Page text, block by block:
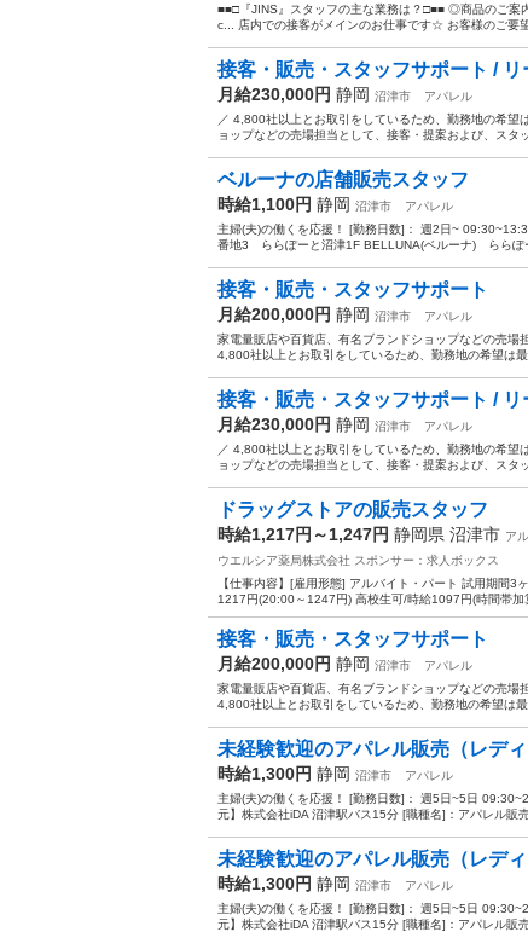
■■□『JINS』スタッフの主な業務は？□■■ ◎商品のご
c... 店内での接客がメインのお仕事です☆ お客様のご要
接客・販売・スタッフサポート /
月給230,000円 静岡 沼津市
アパレル
／ 4,800社以上とお取引をしているため、勤務地の希
ョップなどの売場担当として、接客・提案および、スタ
ベルーナの店舗販売スタッフ
時給1,100円 静岡 沼津市
アパレル
主婦(夫)の働くを応援！ [勤務日数]： 週2日~
番地3 ららぽーと沼津1F BELLUNA(ベルーナ) ららぽ
接客・販売・スタッフサポート
月給200,000円 静岡 沼津市
アパレル
家電量販店や百貨店、有名ブランドショップなどの売場
4,800社以上とお取引をしているため、勤務地の希望は
接客・販売・スタッフサポート /
月給230,000円 静岡 沼津市
アパレル
／ 4,800社以上とお取引をしているため、勤務地の希
ョップなどの売場担当として、接客・提案および、スタ
ドラッグストアの販売スタッフ
時給1,217円～1,247円 静岡県 沼津市 ア
ウエルシア薬局株式会社 スポンサー：求人ボックス
【仕事内容】[雇用形態] アルバイト・パート 試用期間
1217円(20:00～1247円) 高校生可/時給1097円(時間帯加
接客・販売・スタッフサポート
月給200,000円 静岡 沼津市
アパレル
家電量販店や百貨店、有名ブランドショップなどの売場
4,800社以上とお取引をしているため、勤務地の希望は
未経験歓迎のアパレル販売（レディ
時給1,300円 静岡 沼津市
アパレル
主婦(夫)の働くを応援！ [勤務日数]： 週5日~5日
元】株式会社iDA 沼津駅バス15分 [職種名]：アパレル販
未経験歓迎のアパレル販売（レディ
時給1,300円 静岡 沼津市
アパレル
主婦(夫)の働くを応援！ [勤務日数]： 週5日~5日
元】株式会社iDA 沼津駅バス15分 [職種名]：アパレル販